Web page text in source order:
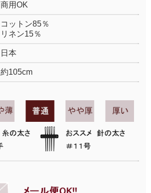
商用OK
コットン85％
リネン15％
日本
約105cm